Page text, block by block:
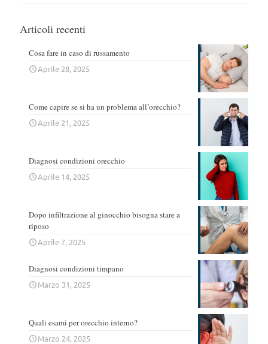
Articoli recenti
Cosa fare in caso di russamento
Aprile 28, 2025
Come capire se si ha un problema all’orecchio?
Aprile 21, 2025
Diagnosi condizioni orecchio
Aprile 14, 2025
Dopo infiltrazione al ginocchio bisogna stare a
riposo
Aprile 7, 2025
Diagnosi condizioni timpano
Marzo 31, 2025
Quali esami per orecchio interno?
Marzo 24, 2025